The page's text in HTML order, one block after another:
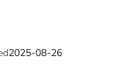
2025-08-26